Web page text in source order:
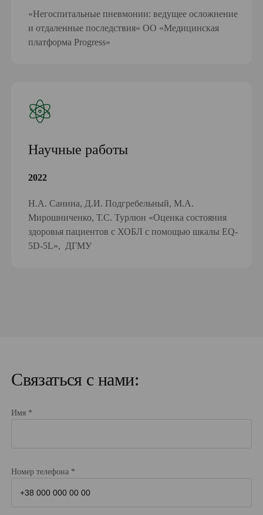
«Негоспитальные пневмонии: ведущее осложнение
и отдаленные последствия» ОО «Медицинская
платформа Progress»
Научные работы
2022
Н.А. Санина, Д.И. Подгребельный, М.А.
Мирошниченко, Т.С. Турлюн «Оценка состояния
здоровья пациентов с ХОБЛ с помощью шкалы EQ-
5D-5L», ДГМУ
Связаться с нами:
Имя *
Номер телефона *